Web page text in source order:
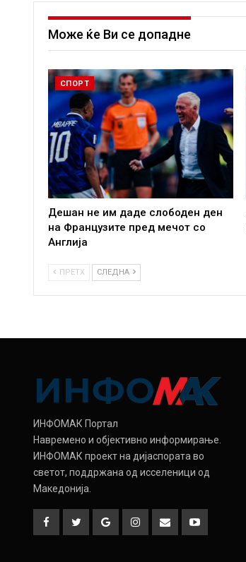
Може ќе Ви се допадне
СПОРТ
Дешан не им даде слободен ден
на Французите пред мечот со
Англија
ПРЕТХ СЛЕДНА
ИНФОМАК Портал
Навремено и објективно информирање.
ИНФОМАК проект на дијаспората во
светот, поддржана од исселеници од
Македонија.